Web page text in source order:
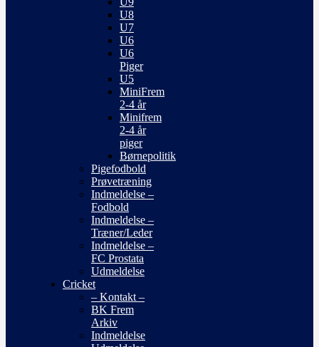
U8
U7
U6
U6
Piger
U5
MiniFrem
2-4 år
Minifrem
2-4 år
piger
Børnepolitik
Pigefodbold
Prøvetræning
Indmeldelse –
Fodbold
Indmeldelse –
Træner/Leder
Indmeldelse –
FC Prostata
Udmeldelse
Cricket
– Kontakt –
BK Frem
Arkiv
Indmeldelse